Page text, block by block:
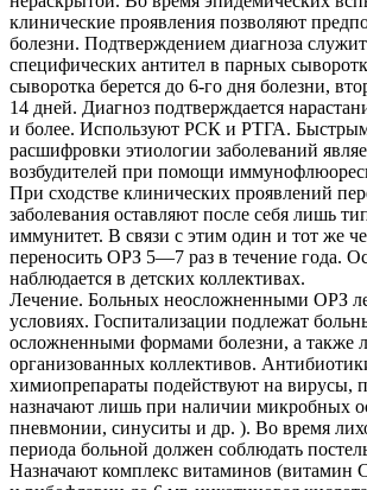
клинические проявления позволяют
болезни. Подтверждением диагноза служит
специфических антител в парных
сыворотка берется до 6-го дня болезни,
14 дней. Диагноз подтверждается
и более. Используют РСК и РТГА.
расшифровки этиологии заболеваний
возбудителей при помощи
При сходстве клинических проявлений
заболевания оставляют после себя лишь
иммунитет. В связи с этим один и тот же
переносить ОРЗ 5—7 раз в течение года.
наблюдается в детских коллективах.
Лечение. Больных неосложненными ОРЗ
условиях. Госпитализации подлежат
осложненными формами болезни, а также
организованных коллективов.
химиопрепараты подействуют на вирусы,
назначают лишь при наличии микробных
пневмонии, синуситы и др. ). Во время
периода больной должен соблюдать
Назначают комплекс витаминов (витамин